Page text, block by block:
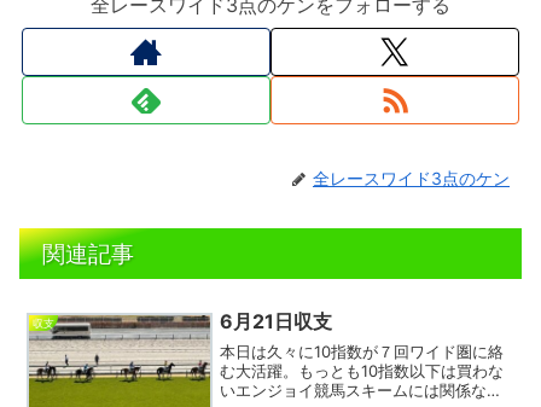
全レースワイド3点のケンをフォローする
全レースワイド3点のケン
関連記事
収支 6月21日収支
本日は久々に10指数が７回ワイド圏に絡
む大活躍。もっとも10指数以下は買わな
いエンジョイ競馬スキームには関係ない